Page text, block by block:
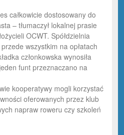
całkowicie dostosowany do
– tłumaczył lokalnej prasie
OCWT. Spółdzielnia
wszystkim na opłatach
członkowska wynosiła
funt przeznaczano na
kooperatywy mogli korzystać
oferowanych przez klub
napraw roweru czy szkoleń